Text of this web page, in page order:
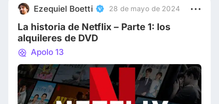
El ciclo, que se grabó entre 1978 y 1979 pero
no logró ser vendido a ninguna cadena ni emi
Ezequiel Boetti 28 de mayo de 2024
La historia de Netflix – Parte 1: los
alquileres de DVD
Apolo 13